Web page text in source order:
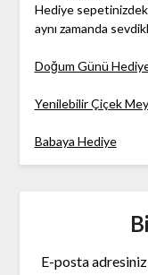
Hediye
aynı zamanda
Doğum Günü
Yenilebilir Çiçek
Babaya Hediye
E-posta